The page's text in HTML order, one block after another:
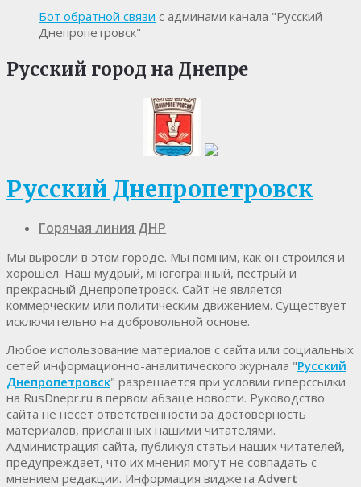
Бот обратной связи с админами канала "Русский
Днепропетровск"
Русский город на Днепре
Русский Днепропетровск
Горячая линия ДНР
Мы выросли в этом городе. Мы помним, как он строился и
хорошел. Наш мудрый, многогранный, пестрый и
прекрасный Днепропетровск. Cайт не является
коммерческим или политическим движением. Существует
исключительно на добровольной основе.
Любое использование материалов c сайта или социальных
сетей информационно-аналитического журнала "Русский
Днепропетровск" разрешается при условии гиперссылки
на RusDnepr.ru в первом абзаце новости. Руководство
сайта не несет ответственности за достоверность
материалов, присланных нашими читателями.
Администрация сайта, публикуя статьи наших читателей,
предупреждает, что их мнения могут не совпадать с
мнением редакции. Информация виджета Advert